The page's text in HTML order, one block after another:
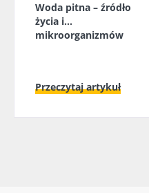
Woda pitna – źródło
życia i...
mikroorganizmów
Przeczytaj artykuł